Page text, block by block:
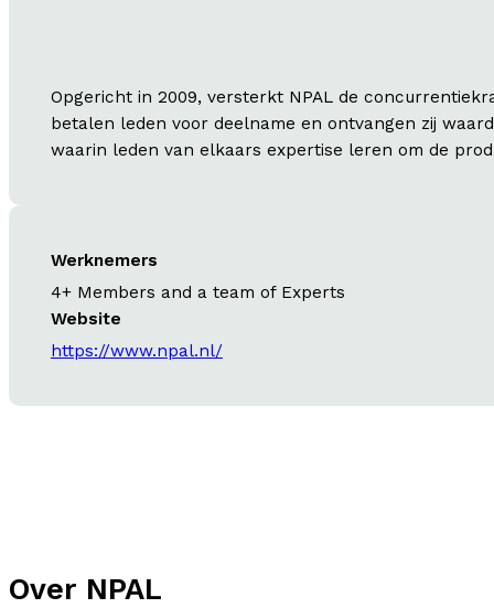
Opgericht in 2009, versterkt NPAL de
betalen leden voor deelname en ontvangen zij
waarin leden van elkaars expertise leren om de
Werknemers
4+ Members and a team of Experts
Website
https://www.npal.nl/
Over NPAL